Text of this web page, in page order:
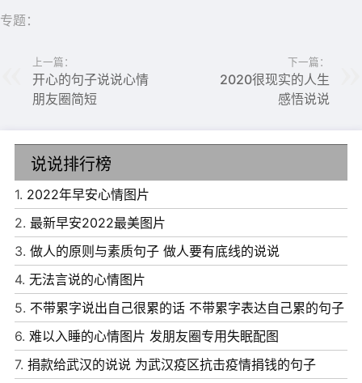
6、今天你做好的事情，将改善你未来的每一天。早安!
8、在这个世界上，只有自己才能为自己遮风挡雨。早安!
9、你无法阻止潮起潮落，但你可以学会乘风破浪。早安!
10、相信生活，它给人的教诲比任何一本书籍都要好。早
专题：
上一篇：
开心的句子说说心情
朋友圈简短
下一篇：
2020很现实的人生
感悟说说
说说排行榜
1. 2022年早安心情图片
2. 最新早安2022最美图片
3. 做人的原则与素质句子 做人要有底线的说说
4. 无法言说的心情图片
5. 不带累字说出自己很累的话 不带累字表达自己累的句子
6. 难以入睡的心情图片 发朋友圈专用失眠配图
7. 捐款给武汉的说说 为武汉疫区抗击疫情捐钱的句子